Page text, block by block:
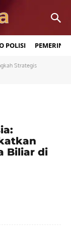
POLISI
Strategis
Biliar di